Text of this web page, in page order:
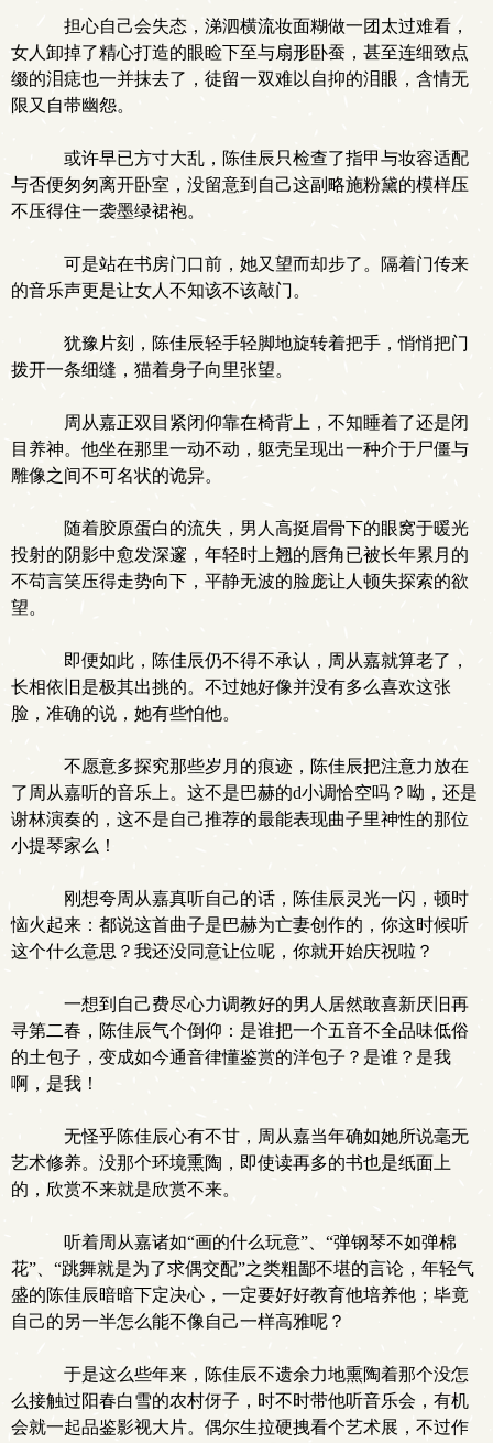
担心自己会失态，涕泗横流妆面糊做一团太过难看，
女人卸掉了精心打造的眼睑下至与扇形卧蚕，甚至连细致点
缀的泪痣也一并抹去了，徒留一双难以自抑的泪眼，含情无
限又自带幽怨。
或许早已方寸大乱，陈佳辰只检查了指甲与妆容适配
与否便匆匆离开卧室，没留意到自己这副略施粉黛的模样压
不压得住一袭墨绿裙袍。
可是站在书房门口前，她又望而却步了。隔着门传来
的音乐声更是让女人不知该不该敲门。
犹豫片刻，陈佳辰轻手轻脚地旋转着把手，悄悄把门
拨开一条细缝，猫着身子向里张望。
周从嘉正双目紧闭仰靠在椅背上，不知睡着了还是闭
目养神。他坐在那里一动不动，躯壳呈现出一种介于尸僵与
雕像之间不可名状的诡异。
随着胶原蛋白的流失，男人高挺眉骨下的眼窝于暖光
投射的阴影中愈发深邃，年轻时上翘的唇角已被长年累月的
不苟言笑压得走势向下，平静无波的脸庞让人顿失探索的欲
望。
即便如此，陈佳辰仍不得不承认，周从嘉就算老了，
长相依旧是极其出挑的。不过她好像并没有多么喜欢这张
脸，准确的说，她有些怕他。
不愿意多探究那些岁月的痕迹，陈佳辰把注意力放在
了周从嘉听的音乐上。这不是巴赫的d小调恰空吗？呦，还是
谢林演奏的，这不是自己推荐的最能表现曲子里神性的那位
小提琴家么！
刚想夸周从嘉真听自己的话，陈佳辰灵光一闪，顿时
恼火起来：都说这首曲子是巴赫为亡妻创作的，你这时候听
这个什么意思？我还没同意让位呢，你就开始庆祝啦？
一想到自己费尽心力调教好的男人居然敢喜新厌旧再
寻第二春，陈佳辰气个倒仰：是谁把一个五音不全品味低俗
的土包子，变成如今通音律懂鉴赏的洋包子？是谁？是我
啊，是我！
无怪乎陈佳辰心有不甘，周从嘉当年确如她所说毫无
艺术修养。没那个环境熏陶，即使读再多的书也是纸面上
的，欣赏不来就是欣赏不来。
听着周从嘉诸如“画的什么玩意”、“弹钢琴不如弹棉
花”、“跳舞就是为了求偶交配”之类粗鄙不堪的言论，年轻气
盛的陈佳辰暗暗下定决心，一定要好好教育他培养他；毕竟
自己的另一半怎么能不像自己一样高雅呢？
于是这么些年来，陈佳辰不遗余力地熏陶着那个没怎
么接触过阳春白雪的农村伢子，时不时带他听音乐会，有机
会就一起品鉴影视大片。偶尔生拉硬拽看个艺术展，不过作